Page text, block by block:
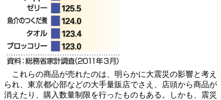
これらの商品が売れたのは、明らかに大震災の影響と考え
られ、東京都心部などの大手量販店でさえ、店頭から商品が
消えたり、購入数量制限を行ったものもある。しかも、震災